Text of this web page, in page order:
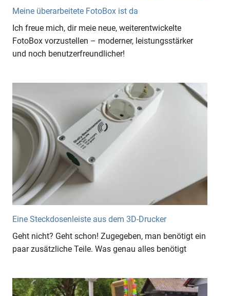
Meine überarbeitete FotoBox ist da
Ich freue mich, dir meie neue, weiterentwickelte
FotoBox vorzustellen – moderner, leistungsstärker
und noch benutzerfreundlicher!
Eine Steckdosenleiste aus dem 3D-Drucker
Geht nicht? Geht schon! Zugegeben, man benötigt ein
paar zusätzliche Teile. Was genau alles benötigt